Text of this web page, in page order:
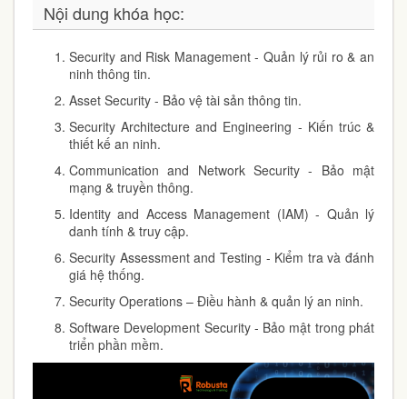
Nội dung khóa học:
Security and Risk Management- Quản lý rủi ro & an
ninh thông tin.
Asset Security - Bảo vệ tài sản thông tin.
Security Architecture and Engineering - Kiến trúc &
thiết kế an ninh.
Communication and Network Security - Bảo mật
mạng & truyền thông.
Identity and Access Management (IAM) - Quản lý
danh tính & truy cập.
Security Assessment and Testing - Kiểm tra và đánh
giá hệ thống.
Security Operations – Điều hành & quản lý an ninh.
Software Development Security- Bảo mật trong phát
triển phần mềm.